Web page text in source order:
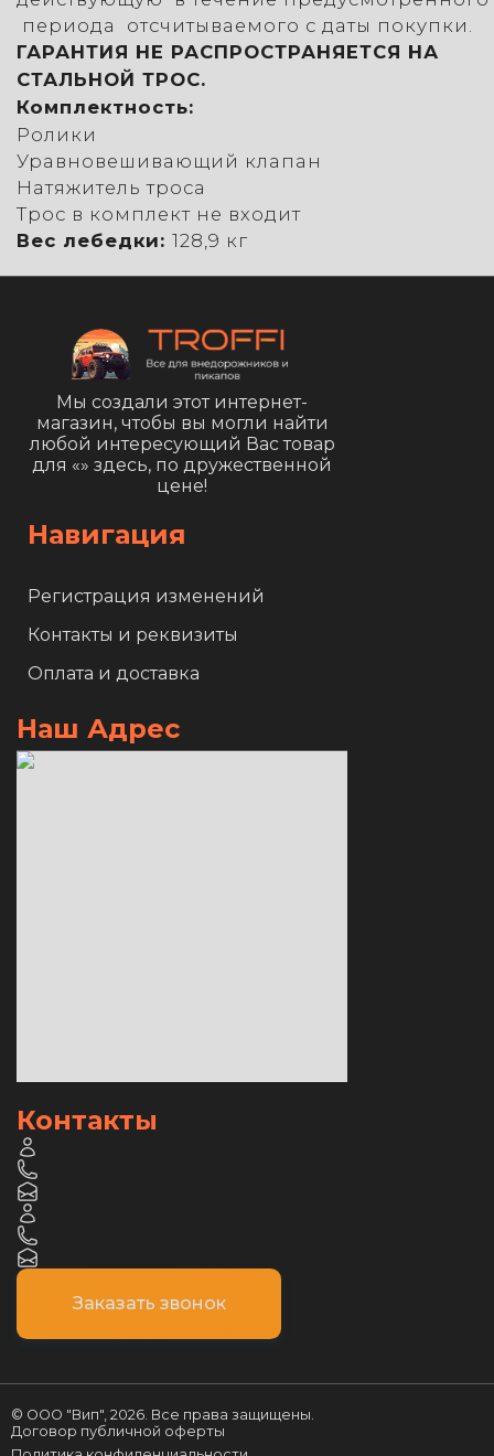
периода отсчитываемого с даты покупки.
ГАРАНТИЯ НЕ РАСПРОСТРАНЯЕТСЯ НА
СТАЛЬНОЙ ТРОС.
Комплектность:
Ролики
Уравновешивающий клапан
Натяжитель троса
Трос в комплект не входит
Вес лебедки: 128,9 кг
Мы создали этот интернет-
магазин, чтобы вы могли найти
любой интересующий Вас товар
для «» здесь, по дружественной
цене!
Навигация
Регистрация изменений
Контакты и реквизиты
Оплата и доставка
Наш Адрес
Контакты
Заказать звонок
© ООО "Вип", 2026 . Все права защищены.
Договор публичной оферты